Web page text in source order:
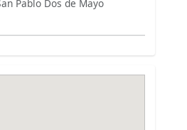
Pablo Dos de Mayo